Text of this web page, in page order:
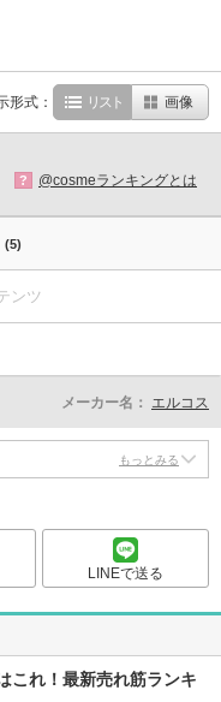
形式： リスト 画像
? @cosmeランキングとは
(5)
ンツ
メーカー名： エルコス
もっとみる
LINEで送る
これ！最新売れ筋ランキ